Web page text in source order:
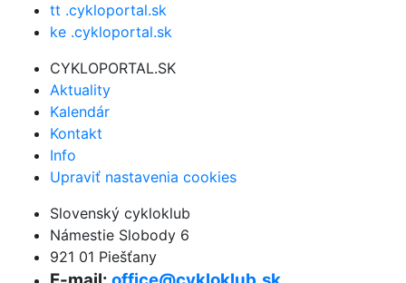
tt .cykloportal.sk
ke .cykloportal.sk
CYKLOPORTAL.SK
Aktuality
Kalendár
Kontakt
Info
Upraviť nastavenia cookies
Slovenský cykloklub
Námestie Slobody 6
921 01 Piešťany